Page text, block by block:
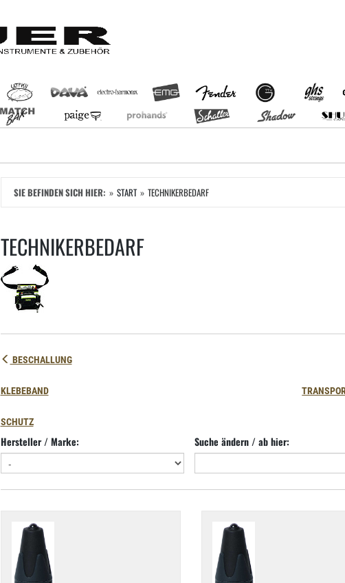
SIE BEFINDEN SICH HIER: START TECHNIKERBEDARF
TECHNIKERBEDARF
BESCHALLUNG
KLEBEBAND
SCHUTZ
Hersteller / Marke: Suche ändern / ab hier: